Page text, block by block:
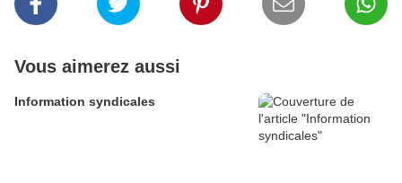
Vous aimerez aussi
Information syndicales